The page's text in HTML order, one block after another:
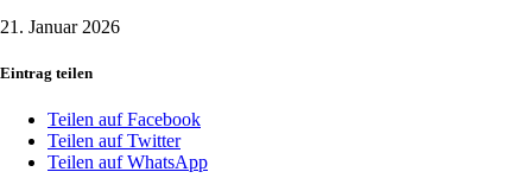
21. Januar 2026
Eintrag teilen
Teilen auf Facebook
Teilen auf Twitter
Teilen auf WhatsApp